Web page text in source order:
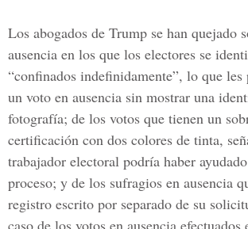
Los abogados de Trump se han quejado
ausencia en los que los electores se
“confinados indefinidamente”, lo que
un voto en ausencia sin mostrar una
fotografía; de los votos que tienen un
certificación con dos colores de tinta,
trabajador electoral podría haber
proceso; y de los sufragios en ausencia
registro escrito por separado de su
caso de los votos en ausencia efectuados